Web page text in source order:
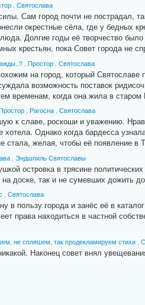
, Святослава
Сам город почти не пострадал,
окрестные сёла, где у бедных
Долгие годы её творчество
крестьян, пока Совет города не
, Простор, Святослава
на город, который
возможность поставок
временам, когда она жила в
, Рагосна, Святослава
к славе, роскоши и уважению.
Однако когда бардесса
стала, желая, чтобы её появление
, Эндшпиль Святославы
островка в трясине
доске, так и не сумевших дожить
, Святослава
пользу города и занёс её в
права находиться в частной
не спляшем, так продекламируем стихи,
Наконец совет внял